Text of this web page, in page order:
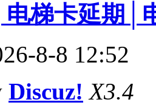
梯卡延期│
8-8 12:52
Discuz! X3.4